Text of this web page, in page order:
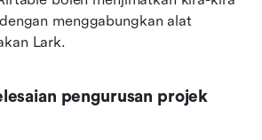
menggabungkan alat
Lark.
pengurusan projek